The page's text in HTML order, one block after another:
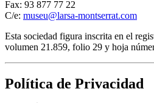
Fax: 93 877 77 22
C/e: museu@larsa-montserrat.com
Esta sociedad figura inscrita en el
volumen 21.859, folio 29 y hoja
Política de Privacidad